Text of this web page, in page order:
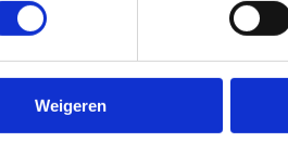
Weigeren